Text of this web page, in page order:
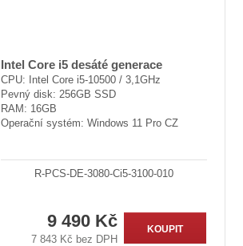
Intel Core i5 desáté generace
CPU: Intel Core i5-10500 / 3,1GHz
Pevný disk: 256GB SSD
RAM: 16GB
Operační systém: Windows 11 Pro CZ
R-PCS-DE-3080-Ci5-3100-010
9 490 Kč
7 843 Kč bez DPH
KOUPIT